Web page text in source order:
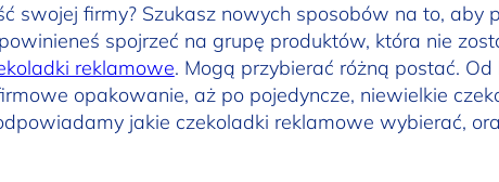
swojej firmy? Szukasz nowych sposobów na to, aby
spojrzeć na grupę produktów, która nie
reklamowe. Mogą przybierać różną postać.
opakowanie, aż po pojedyncze, niewielkie
jakie czekoladki reklamowe wybierać,